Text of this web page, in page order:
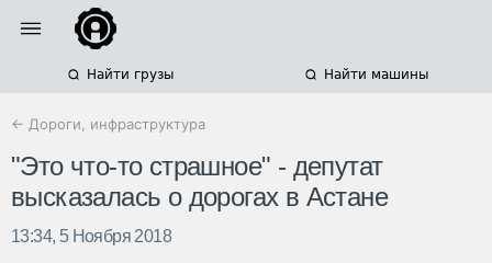
Найти грузы Найти машины
← Дороги, инфраструктура
"Это что-то страшное" - депутат
высказалась о дорогах в Астане
13:34, 5 Ноября 2018